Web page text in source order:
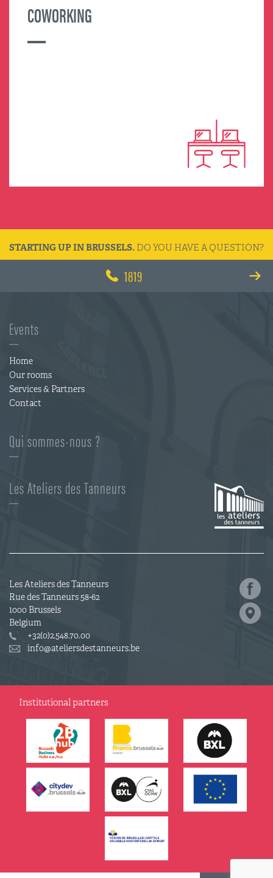
COWORKING
STARTING UP IN BRUSSELS. DO YOU HAVE A QUESTION?
1819
Events
Home
Our rooms
Services & Partners
Contact
Qui sommes-nous ?
Les Ateliers des Tanneurs
Les Ateliers des Tanneurs
Rue des Tanneurs 58-62
1000 Brussels
Belgium
+32(0)2.548.70.00
info@ateliersdestanneurs.be
Institutional partners